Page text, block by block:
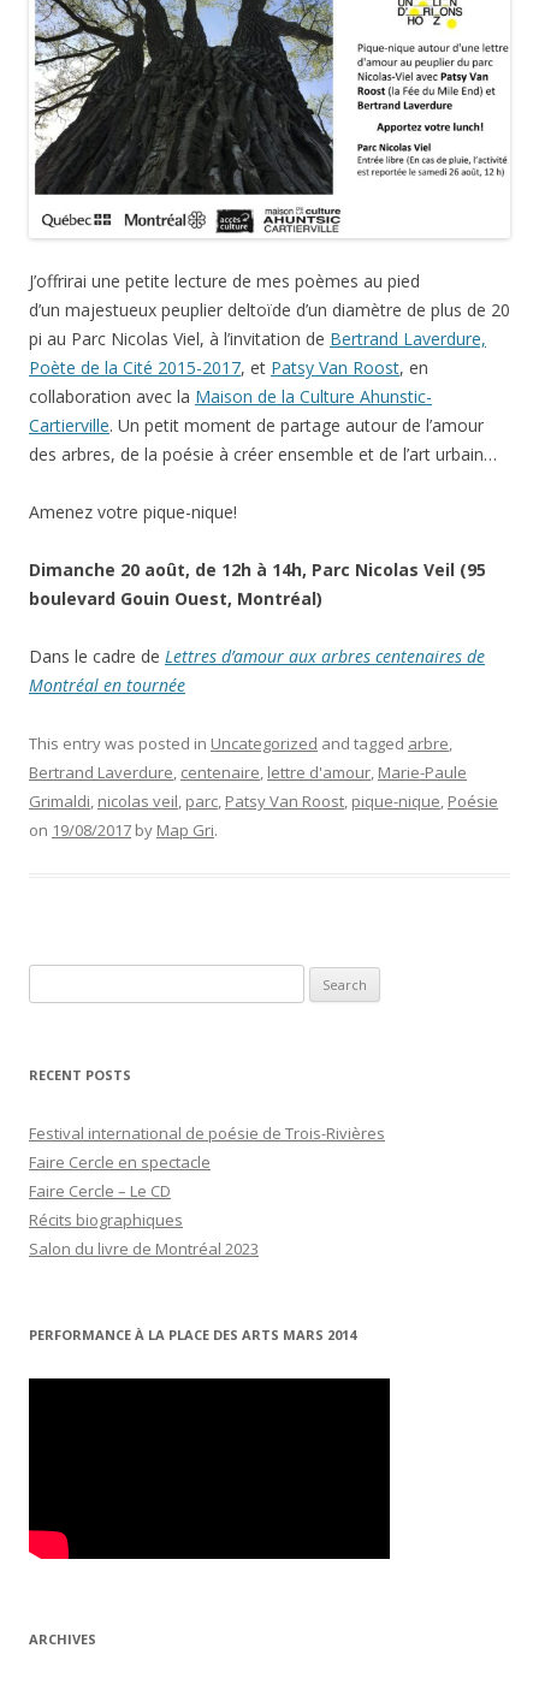
J’offrirai une petite lecture de mes poèmes au pied
d’un majestueux peuplier deltoïde d’un diamètre de plus de 20
pi au Parc Nicolas Viel, à l’invitation de Bertrand Laverdure,
Poète de la Cité 2015-2017, et Patsy Van Roost, en
collaboration avec la Maison de la Culture Ahunstic-
Cartierville. Un petit moment de partage autour de l’amour
des arbres, de la poésie à créer ensemble et de l’art urbain…
Amenez votre pique-nique!
Dimanche 20 août, de 12h à 14h, Parc Nicolas Veil (95
boulevard Gouin Ouest, Montréal)
Dans le cadre de Lettres d’amour aux arbres centenaires de
Montréal en tournée
This entry was posted in Uncategorized and tagged arbre,
Bertrand Laverdure, centenaire, lettre d'amour, Marie-Paule
Grimaldi, nicolas veil, parc, Patsy Van Roost, pique-nique, Poésie
on 19/08/2017 by Map Gri.
for:
RECENT POSTS
Festival international de poésie de Trois-Rivières
Faire Cercle en spectacle
Faire Cercle – Le CD
Récits biographiques
Salon du livre de Montréal 2023
PERFORMANCE À LA PLACE DES ARTS MARS 2014
ARCHIVES